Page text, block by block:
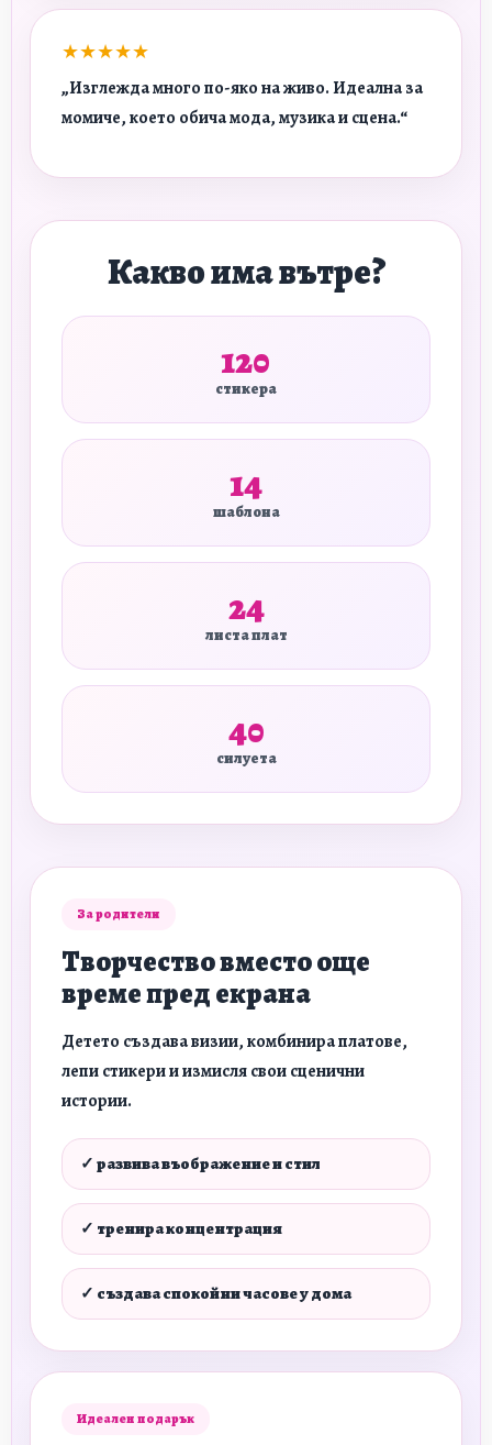
★★★★★
„Изглежда много по-яко на живо. Идеална за
момиче, което обича мода, музика и сцена.“
Какво има вътре?
120
стикера
14
шаблона
24
листа плат
40
силуета
За родители
Творчество вместо още
време пред екрана
Детето създава визии, комбинира платове,
лепи стикери и измисля свои сценични
истории.
✓ развива въображение и стил
✓ тренира концентрация
✓ създава спокойни часове у дома
Идеален подарък